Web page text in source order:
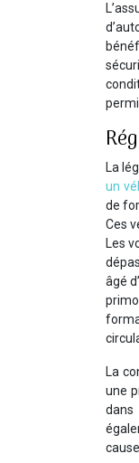
La
un
de
Ces
Les
âgé
La
une
dans